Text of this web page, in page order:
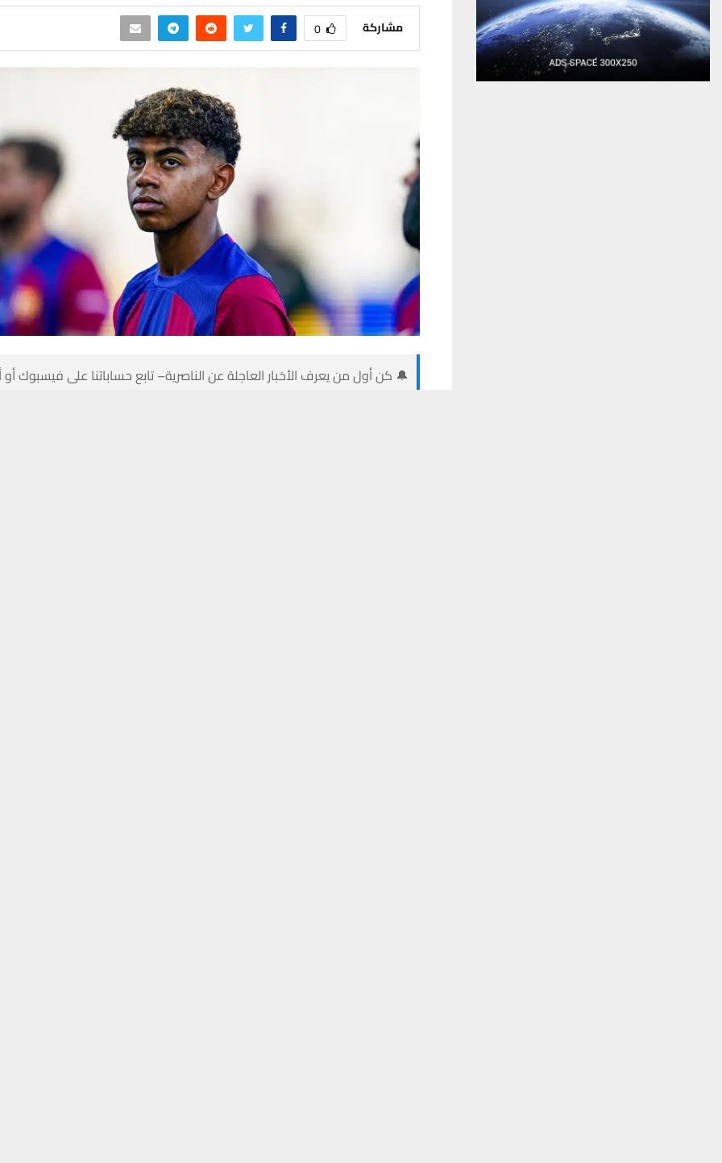
مشاركة 0
🔔 كن أول من يعرف الأخبار العاجلة عن الناصرية– تابع حساباتنا على فيسبوك